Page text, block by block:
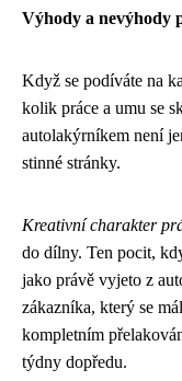
Výhody a nevýhody
Když se podíváte na
kolik práce a umu se
autolakýrníkem není
stinné stránky.
Kreativní charakter
do dílny. Ten pocit,
jako právě vyjeto z
zákazníka, který se
kompletním
týdny dopředu.